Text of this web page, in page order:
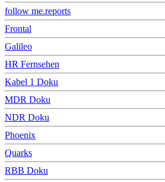
follow me.reports
Frontal
Galileo
HR Fernsehen
Kabel 1 Doku
MDR Doku
NDR Doku
Phoenix
Quarks
RBB Doku